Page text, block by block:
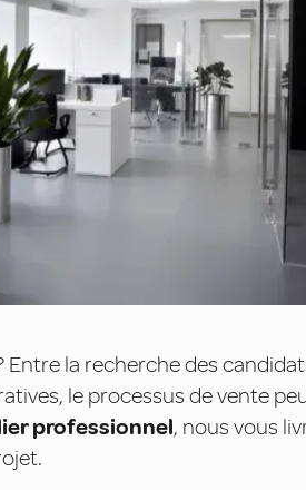
Entre la recherche des
le processus de vente
professionnel, nous vous